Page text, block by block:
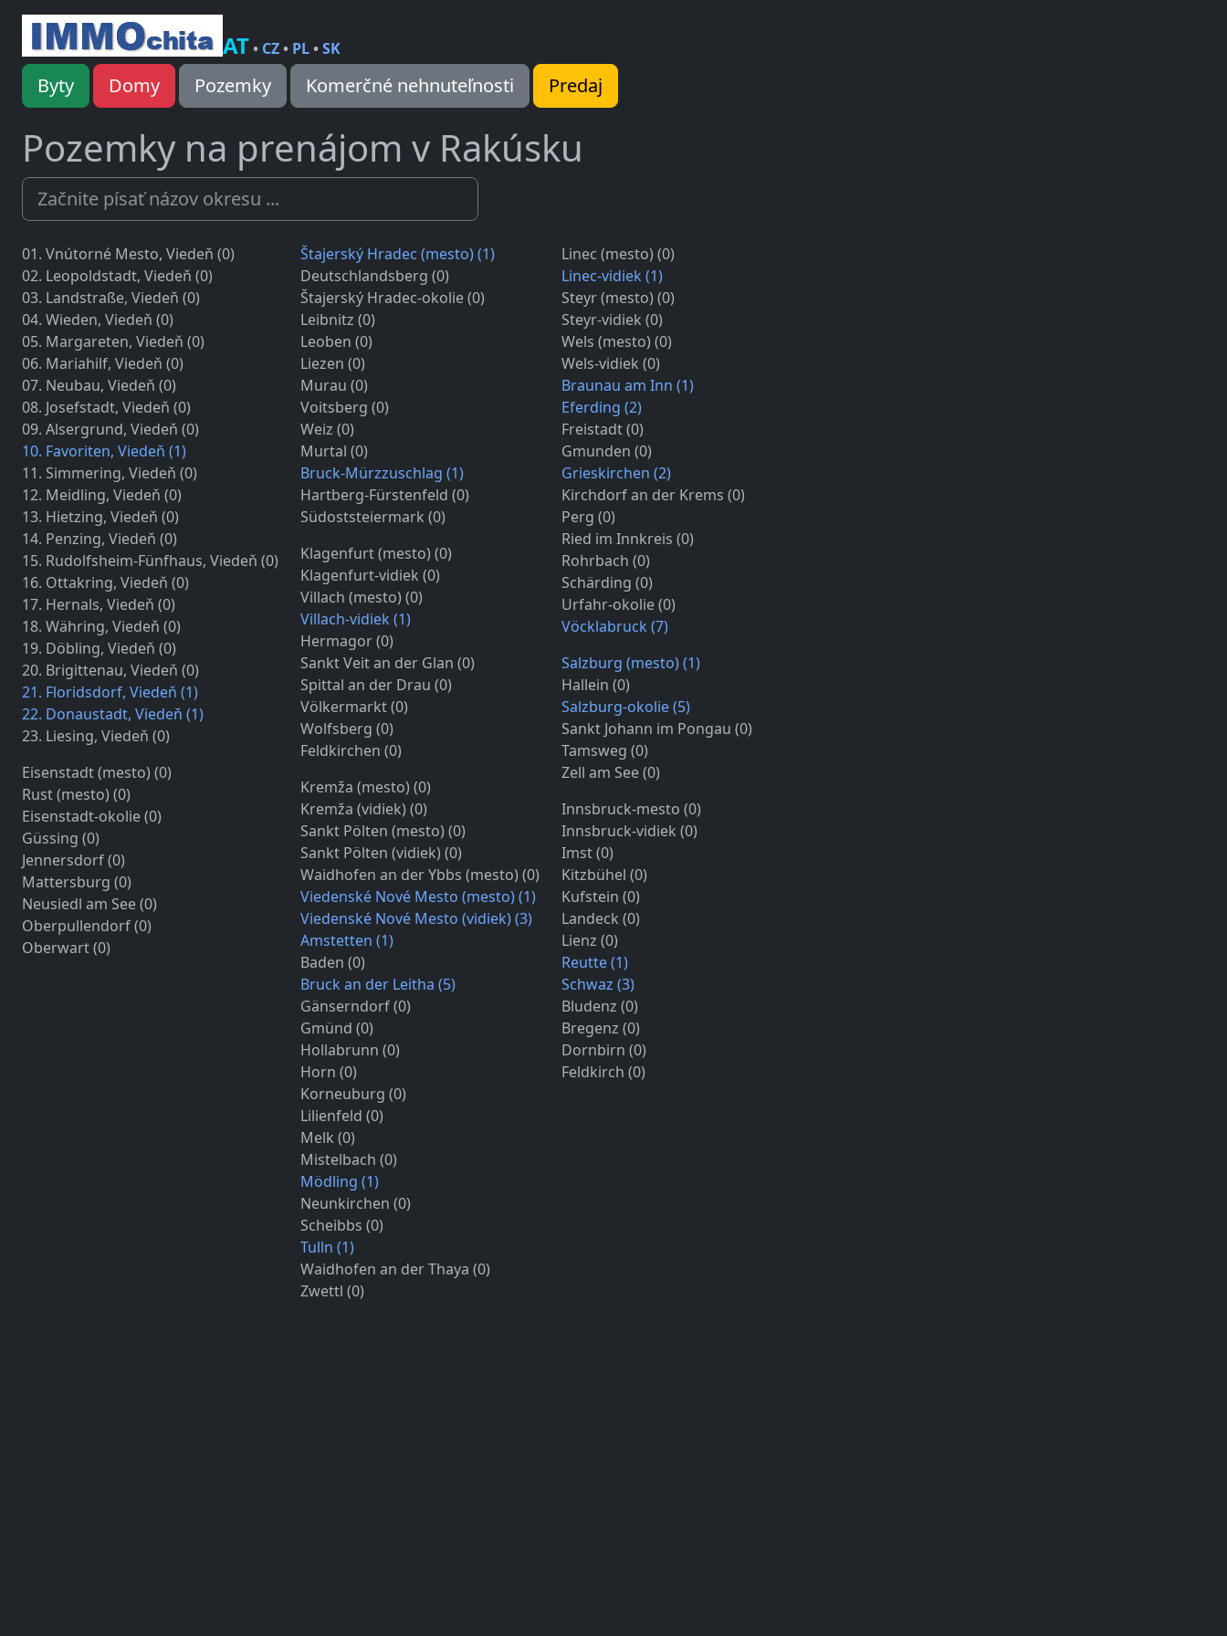
AT• CZ• PL•SK
Byty Domy Pozemky Komerčné nehnuteľnosti Predaj
Pozemky na prenájom v Rakúsku
01. Vnútorné Mesto, Viedeň (0)
02. Leopoldstadt, Viedeň (0)
03. Landstraße, Viedeň (0)
04. Wieden, Viedeň (0)
05. Margareten, Viedeň (0)
06. Mariahilf, Viedeň (0)
07. Neubau, Viedeň (0)
08. Josefstadt, Viedeň (0)
09. Alsergrund, Viedeň (0)
10. Favoriten, Viedeň (1)
11. Simmering, Viedeň (0)
12. Meidling, Viedeň (0)
13. Hietzing, Viedeň (0)
14. Penzing, Viedeň (0)
15. Rudolfsheim-Fünfhaus, Viedeň (0)
16. Ottakring, Viedeň (0)
17. Hernals, Viedeň (0)
18. Währing, Viedeň (0)
19. Döbling, Viedeň (0)
20. Brigittenau, Viedeň (0)
21. Floridsdorf, Viedeň (1)
22. Donaustadt, Viedeň (1)
23. Liesing, Viedeň (0)
Eisenstadt (mesto) (0)
Rust (mesto) (0)
Eisenstadt-okolie (0)
Güssing (0)
Jennersdorf (0)
Mattersburg (0)
Neusiedl am See (0)
Oberpullendorf (0)
Oberwart (0)
Štajerský Hradec (mesto) (1)
Deutschlandsberg (0)
Štajerský Hradec-okolie (0)
Leibnitz (0)
Leoben (0)
Liezen (0)
Murau (0)
Voitsberg (0)
Weiz (0)
Murtal (0)
Bruck-Mürzzuschlag (1)
Hartberg-Fürstenfeld (0)
Südoststeiermark (0)
Klagenfurt (mesto) (0)
Klagenfurt-vidiek (0)
Villach (mesto) (0)
Villach-vidiek (1)
Hermagor (0)
Sankt Veit an der Glan (0)
Spittal an der Drau (0)
Völkermarkt (0)
Wolfsberg (0)
Feldkirchen (0)
Kremža (mesto) (0)
Kremža (vidiek) (0)
Sankt Pölten (mesto) (0)
Sankt Pölten (vidiek) (0)
Waidhofen an der Ybbs (mesto) (0)
Viedenské Nové Mesto (mesto) (1)
Viedenské Nové Mesto (vidiek) (3)
Amstetten (1)
Baden (0)
Bruck an der Leitha (5)
Gänserndorf (0)
Gmünd (0)
Hollabrunn (0)
Horn (0)
Korneuburg (0)
Lilienfeld (0)
Melk (0)
Mistelbach (0)
Mödling (1)
Neunkirchen (0)
Scheibbs (0)
Tulln (1)
Waidhofen an der Thaya (0)
Zwettl (0)
Linec (mesto) (0)
Linec-vidiek (1)
Steyr (mesto) (0)
Steyr-vidiek (0)
Wels (mesto) (0)
Wels-vidiek (0)
Braunau am Inn (1)
Eferding (2)
Freistadt (0)
Gmunden (0)
Grieskirchen (2)
Kirchdorf an der Krems (0)
Perg (0)
Ried im Innkreis (0)
Rohrbach (0)
Schärding (0)
Urfahr-okolie (0)
Vöcklabruck (7)
Salzburg (mesto) (1)
Hallein (0)
Salzburg-okolie (5)
Sankt Johann im Pongau (0)
Tamsweg (0)
Zell am See (0)
Innsbruck-mesto (0)
Innsbruck-vidiek (0)
Imst (0)
Kitzbühel (0)
Kufstein (0)
Landeck (0)
Lienz (0)
Reutte (1)
Schwaz (3)
Bludenz (0)
Bregenz (0)
Dornbirn (0)
Feldkirch (0)